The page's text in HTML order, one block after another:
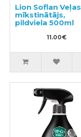
Lion Soflan Veļas
mīkstinātājs,
pildviela 500ml
11.00€